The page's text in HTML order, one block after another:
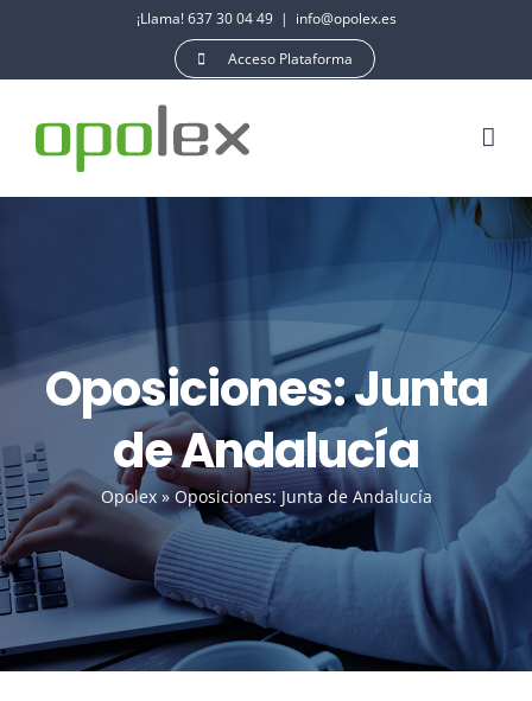
contenido
¡Llama! 637 30 04 49 | info@opolex.es
Acceso Plataforma
Oposiciones: Junta
de Andalucía
Opolex» Oposiciones: Junta de Andalucía